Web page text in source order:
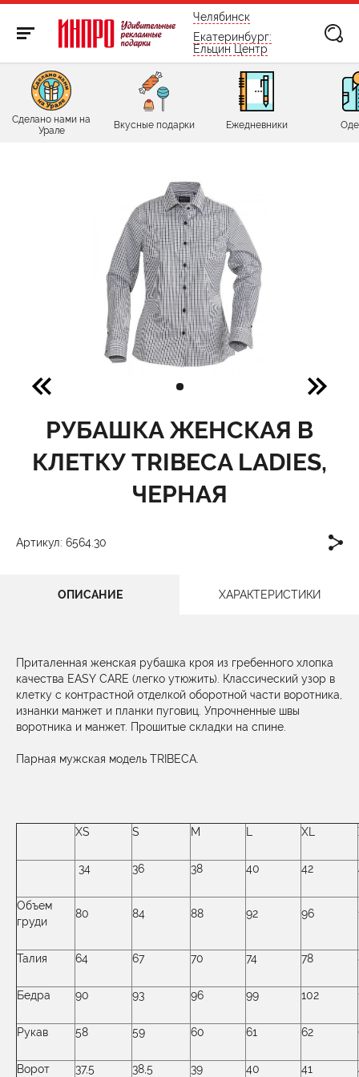
бесплатно по России
Челябинск
Екатеринбург:
Ельцин Центр
Сделано нами на
Урале
Вкусные подарки Ежедневники
РУБАШКА ЖЕНСКАЯ В
КЛЕТКУ TRIBECA LADIES,
ЧЕРНАЯ
Артикул: 6564.30
ОПИСАНИЕ ХАРАКТЕРИСТИКИ
Приталенная женская рубашка кроя из гребенного хлопка
качества EASY CARE (легко утюжить). Классический узор в
клетку с контрастной отделкой оборотной части воротника,
изнанки манжет и планки пуговиц. Упрочненные швы
воротника и манжет. Прошитые складки на спине.
Парная мужская модель TRIBECA.
XS S M XL
34 36 38 40 42
Объем
груди
80 84 88 92 96
Талия 64 67 70 74 78
Бедра 90 93 96 99 102
Рукав 58 59 60 61 62
Ворот 37,5 38,5 39 40 41